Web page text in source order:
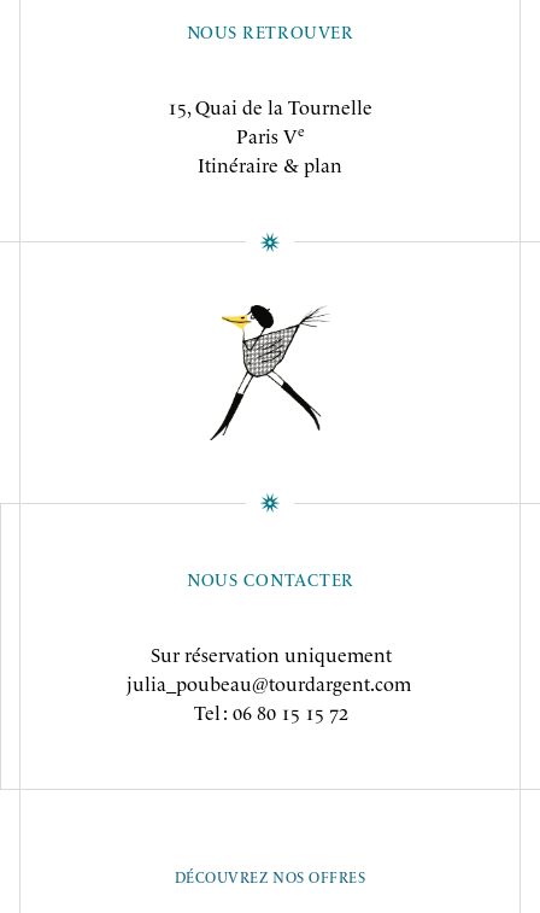
NOUS RETROUVER
15, Quai de la Tournelle
Paris Ve
Itinéraire & plan
NOUS CONTACTER
Sur réservation uniquement
julia_poubeau@tourdargent.com
Tel : 06 80 15 15 72
DÉCOUVREZ NOS OFFRES